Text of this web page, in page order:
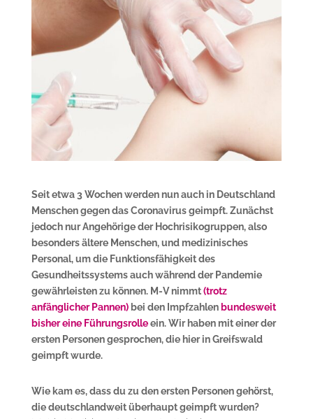
Seit etwa 3 Wochen werden nun auch in Deutschland
Menschen gegen das Coronavirus geimpft. Zunächst
jedoch nur Angehörige der Hochrisikogruppen, also
besonders ältere Menschen, und medizinisches
Personal, um die Funktionsfähigkeit des
Gesundheitssystems auch während der Pandemie
gewährleisten zu können. M-V nimmt(trotz
anfänglicher Pannen)bei den Impfzahlen bundesweit
bisher eine Führungsrolleein. Wir haben mit einer der
ersten Personen gesprochen, die hier in Greifswald
geimpft wurde.
Wie kam es, dass du zu den ersten Personen gehörst,
die deutschlandweit überhaupt geimpft wurden?